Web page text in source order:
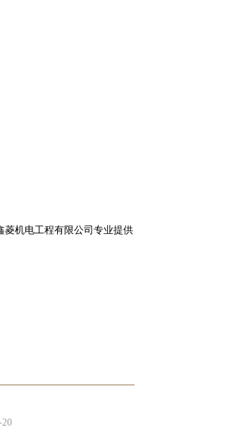
菱机电工程有限公司专业提供
20